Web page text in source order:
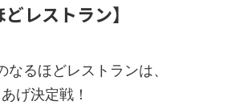
レストラン】
るほどレストランは、
げ決定戦！